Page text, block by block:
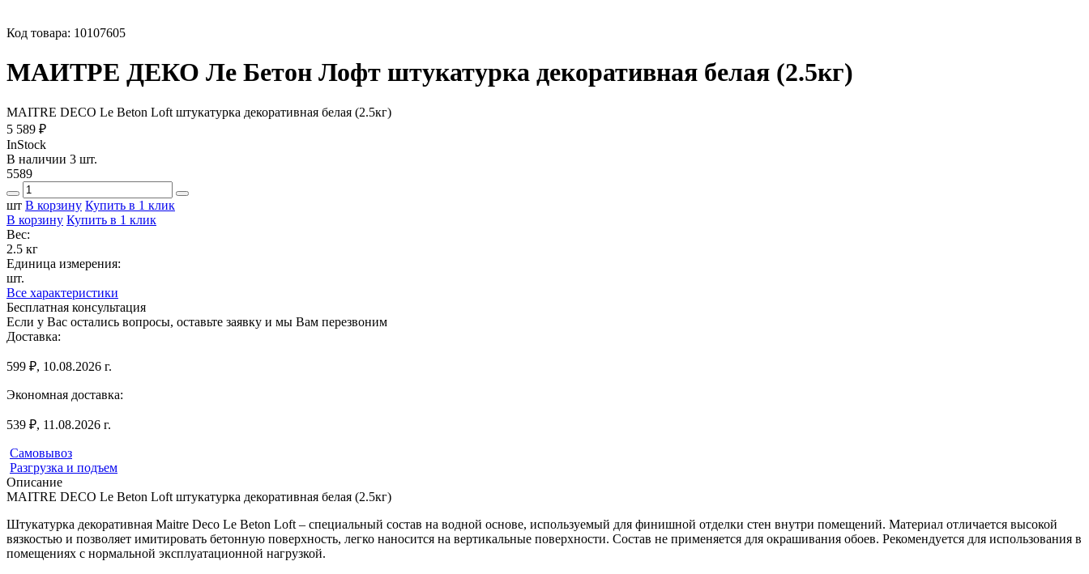
Код товара: 10107605
МАИТРЕ ДЕКО Ле Бетон Лофт штукатурка декоративная белая (2.5кг)
MAITRE DECO Le Beton Loft штукатурка декоративная белая (2.5кг)
5 589 ₽
InStock
В наличии 3 шт.
5589
шт В корзину Купить в 1 клик
В корзину Купить в 1 клик
Вес:
2.5 кг
Единица измерения:
шт.
Все характеристики
Бесплатная консультация
Если у Вас остались вопросы, оставьте заявку и мы Вам перезвоним
Доставка:
599 ₽, 10.08.2026 г.
Экономная доставка:
539 ₽, 11.08.2026 г.
Самовывоз
Разгрузка и подъем
Описание
MAITRE DECO Le Beton Loft штукатурка декоративная белая (2.5кг)
Штукатурка декоративная Maitre Deco Le Beton Loft – специальный состав на водной основе, используемый для финишной отделки стен внутри помещений. Материал отличается высокой
вязкостью и позволяет имитировать бетонную поверхность, легко наносится на вертикальные поверхности. Состав не применяется для окрашивания обоев. Рекомендуется для использования в
помещениях с нормальной эксплуатационной нагрузкой.